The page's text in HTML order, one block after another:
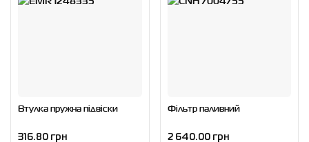
Втулка пружна підвіски
316.80 грн
Фільтр паливний
2 640.00 грн